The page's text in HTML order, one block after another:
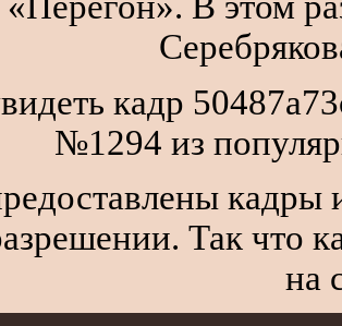
кадр
№1294 из
кадры
Так что
на